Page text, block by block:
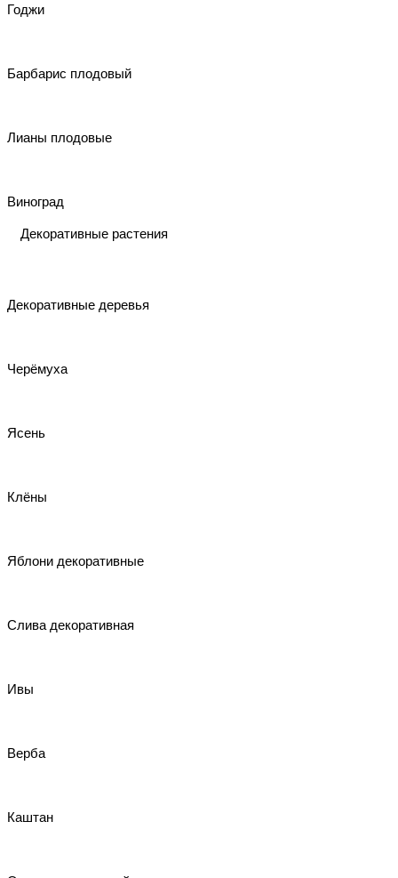
Годжи
Барбарис плодовый
Лианы плодовые
Виноград
Декоративные растения
Декоративные деревья
Черёмуха
Ясень
Клёны
Яблони декоративные
Слива декоративная
Ивы
Верба
Каштан